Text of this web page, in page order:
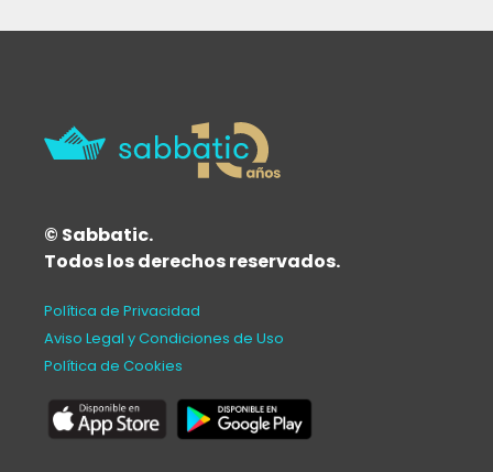
© Sabbatic.
Todos los derechos reservados.
Política de Privacidad
Aviso Legal y Condiciones de Uso
Política de Cookies